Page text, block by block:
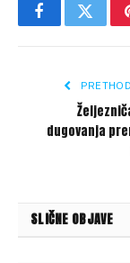
FacebookTwitter
dugovanja
SLIČNE OBJAVE